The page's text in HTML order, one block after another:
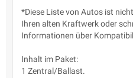
*Diese Liste von Autos ist
Ihren alten Kraftwerk oder
Informationen über
Inhalt im Paket:
1 Zentral/Ballast.